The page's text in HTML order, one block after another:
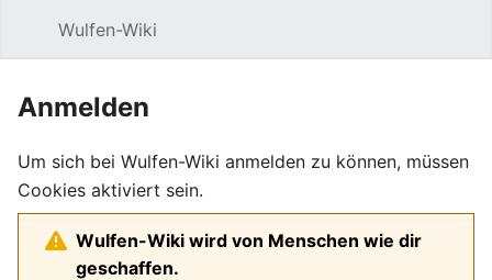
Wulfen-Wiki
Anmelden
Um sich bei Wulfen-Wiki anmelden zu können, müssen
Cookies aktiviert sein.
Wulfen-Wiki wird von Menschen wie dir
geschaffen.